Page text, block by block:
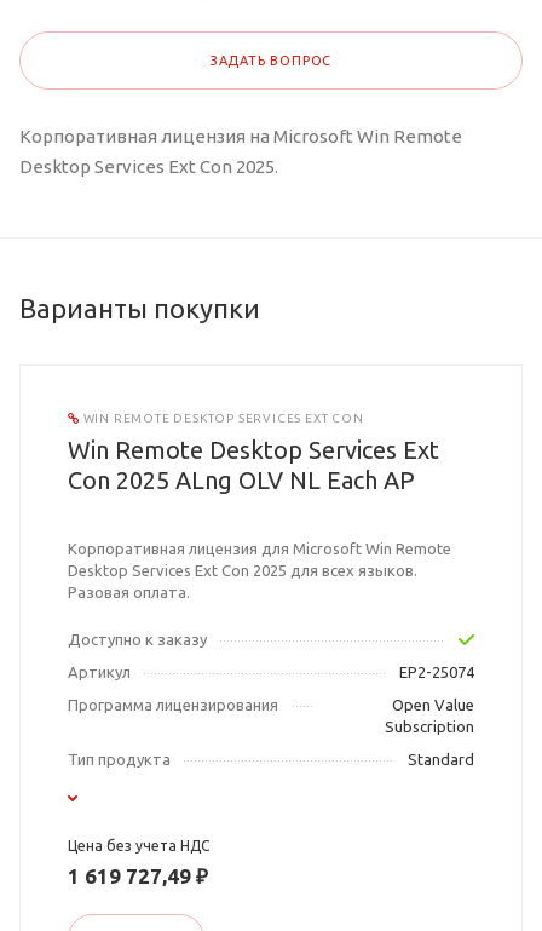
ЗАДАТЬ ВОПРОС
Корпоративная лицензия на Microsoft Win Remote
Desktop Services Ext Con 2025.
Варианты покупки
WIN REMOTE DESKTOP SERVICES EXT CON
Win Remote Desktop Services Ext
Con 2025 ALng OLV NL Each AP
Корпоративная лицензия для Microsoft Win Remote
Desktop Services Ext Con 2025 для всех языков.
Разовая оплата.
Доступно к заказу
Артикул
EP2-25074
Программа лицензирования
Open Value
Subscription
Тип продукта
Standard
Цена без учета НДС
1 619 727,49 ₽